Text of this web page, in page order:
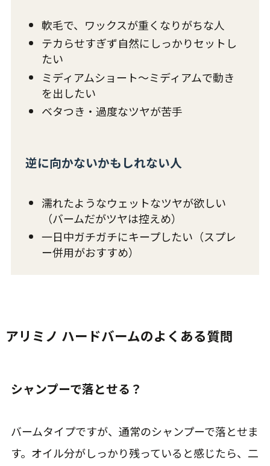
軟毛で、ワックスが重くなりがちな人
テカらせすぎず自然にしっかりセットし
たい
ミディアムショート〜ミディアムで動き
を出したい
ベタつき・過度なツヤが苦手
逆に向かないかもしれない人
濡れたようなウェットなツヤが欲しい
（バームだがツヤは控えめ）
一日中ガチガチにキープしたい（スプレ
ー併用がおすすめ）
アリミノ ハードバームのよくある質問
シャンプーで落とせる？
バームタイプですが、通常のシャンプーで落とせま
す。オイル分がしっかり残っていると感じたら、二